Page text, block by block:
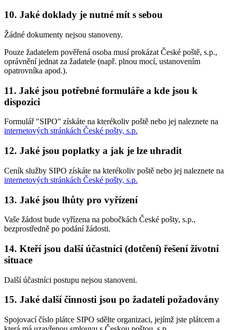
10. Jaké doklady je nutné mít s sebou
Žádné dokumenty nejsou stanoveny.
Pouze žadatelem pověřená osoba musí prokázat České poště, s.p.,
oprávnění jednat za žadatele (např. plnou mocí, ustanovením
opatrovníka apod.).
11. Jaké jsou potřebné formuláře a kde jsou k
dispozici
Formulář "SIPO" získáte na kterékoliv poště nebo jej naleznete na
internetových stránkách České pošty, s.p.
12. Jaké jsou poplatky a jak je lze uhradit
Ceník služby SIPO získáte na kterékoliv poště nebo jej naleznete na
internetových stránkách České pošty, s.p.
13. Jaké jsou lhůty pro vyřízení
Vaše žádost bude vyřízena na pobočkách České pošty, s.p.,
bezprostředně po podání žádosti.
14. Kteří jsou další účastníci (dotčení) řešení životní
situace
Další účastníci postupu nejsou stanoveni.
15. Jaké další činnosti jsou po žadateli požadovány
Spojovací číslo plátce SIPO sdělte organizaci, jejímž jste plátcem a